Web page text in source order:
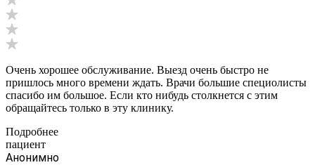
Очень хорошее обслуживание. Выезд очень быстро не
пришлось много времени ждать. Врачи большие специолисты
спасибо им большое. Если кто нибудь столкнется с этим
обращайтесь только в эту клинику.
Подробнее
пациент
Анонимно